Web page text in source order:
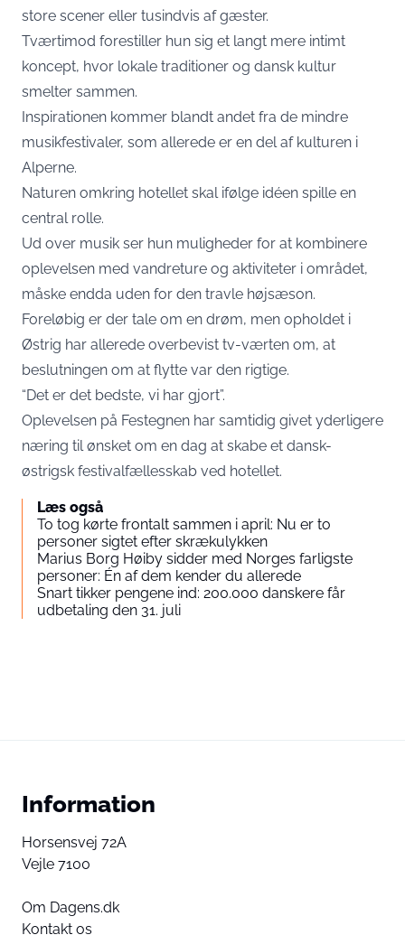
store scener eller tusindvis af gæster.
Tværtimod forestiller hun sig et langt mere intimt
koncept, hvor lokale traditioner og dansk kultur
smelter sammen.
Inspirationen kommer blandt andet fra de mindre
musikfestivaler, som allerede er en del af kulturen i
Alperne.
Naturen omkring hotellet skal ifølge idéen spille en
central rolle.
Ud over musik ser hun muligheder for at kombinere
oplevelsen med vandreture og aktiviteter i området,
måske endda uden for den travle højsæson.
Foreløbig er der tale om en drøm, men opholdet i
Østrig har allerede overbevist tv-værten om, at
beslutningen om at flytte var den rigtige.
“Det er det bedste, vi har gjort”.
Oplevelsen på Festegnen har samtidig givet yderligere
næring til ønsket om en dag at skabe et dansk-
østrigsk festivalfællesskab ved hotellet.
Læs også
To tog kørte frontalt sammen i april: Nu er to
personer sigtet efter skrækulykken
Marius Borg Høiby sidder med Norges farligste
personer: Én af dem kender du allerede
Snart tikker pengene ind: 200.000 danskere får
udbetaling den 31. juli
Information
Horsensvej 72A
Vejle 7100
Om Dagens.dk
Kontakt os